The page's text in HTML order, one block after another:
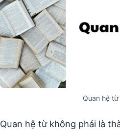
Quan hệ từ
Quan hệ từ không phải là